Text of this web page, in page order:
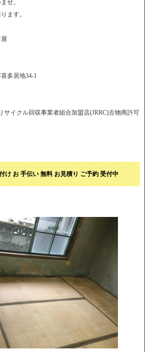
せ。
ます。
多居地34-1
サイクル回収事業者組合加盟店(JRRC)古物商許可
け お 手伝い 無料 お見積り ご予約 受付中